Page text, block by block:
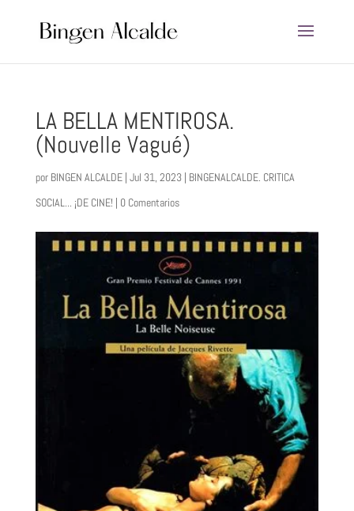
LA BELLA MENTIROSA.
(Nouvelle Vagué)
por BINGEN ALCALDE| Jul 31, 2023| BINGENALCALDE. CRITICA
SOCIAL... ¡DE CINE! | 0 Comentarios